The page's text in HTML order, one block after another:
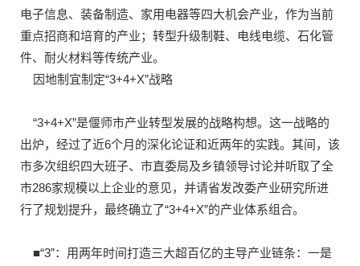
电子信息、装备制造、家用电器等四大机会产业，作为当前
重点招商和培育的产业；转型升级制鞋、电线电缆、石化管
件、耐火材料等传统产业。
因地制宜制定“3+4+X”战略
“3+4+X”是偃师市产业转型发展的战略构想。这一战略的
出炉，经过了近6个月的深化论证和近两年的实践。其间，该
市多次组织四大班子、市直委局及乡镇领导讨论并听取了全
市286家规模以上企业的意见，并请省发改委产业研究所进
行了规划提升，最终确立了“3+4+X”的产业体系组合。
■“3”：用两年时间打造三大超百亿的主导产业链条：一是